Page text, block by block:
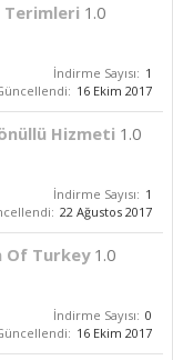
Terimleri 1.0
İndirme Sayısı: 1
16 Ekim 2017
Hizmeti 1.0
İndirme Sayısı: 1
22 Ağustos 2017
Of Turkey 1.0
İndirme Sayısı: 0
16 Ekim 2017